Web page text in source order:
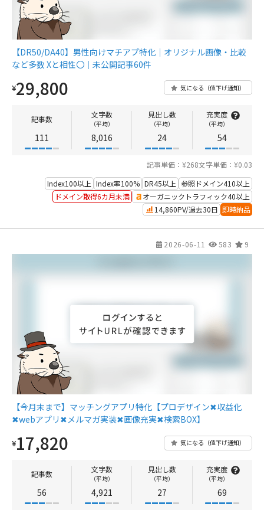
【DR50/DA40】男性向けマチアプ特化｜オリジナル画像・比較
など多数 Xと相性〇｜未公開記事60件
¥29,800 気になる（値下げ通知）
記事数
111
文字数
（平均）
8,016
見出し数
（平均）
24
充実度
（平均）
54
記事単価：¥268文字単価：¥0.03
Index100以上 Index率100% DR45以上 参照ドメイン410以上
ドメイン取得6カ月未満
オーガニックトラフィック40以上
14,860PV/過去30日 即時納品
2026-06-11 583 9
【今月末まで】マッチングアプリ特化【プロデザイン✖収益化
✖webアプリ✖メルマガ実装✖画像充実✖検索BOX】
¥17,820 気になる（値下げ通知）
記事数
56
文字数
（平均）
4,921
見出し数
（平均）
27
充実度
（平均）
69